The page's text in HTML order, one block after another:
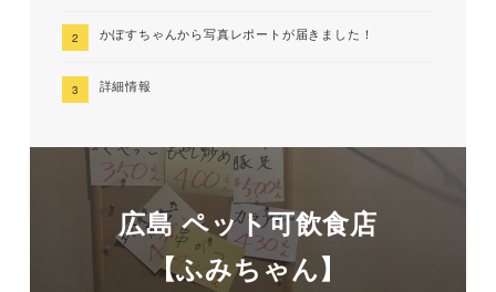
かぼすちゃんから写真レポートが届きました！
詳細情報
広島 ペット可飲食店
【ふみちゃん】